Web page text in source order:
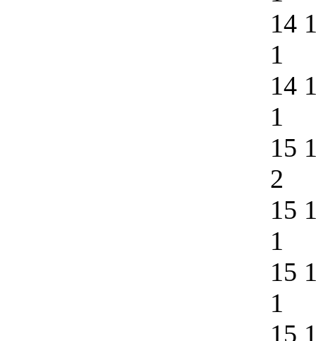
14
1
14
1
15
2
15
1
15
1
15